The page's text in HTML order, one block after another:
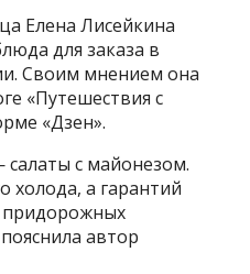
Елена Лисейкина
для заказа в
Своим мнением она
«Путешествия с
«Дзен».
салаты с майонезом.
холода, а гарантий
придорожных
автор